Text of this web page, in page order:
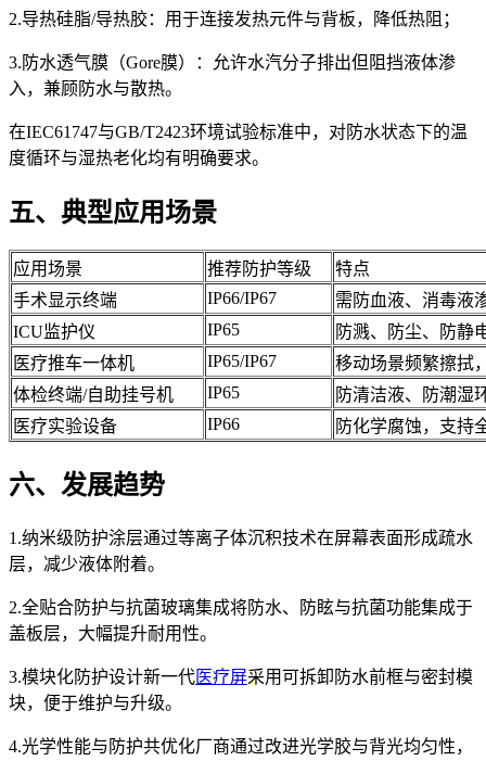
2.导热硅脂/导热胶：用于连接发热元件与背板，降低热阻；
3.防水透气膜（Gore膜）：允许水汽分子排出但阻挡液体渗
入，兼顾防水与散热。
在IEC61747与GB/T2423环境试验标准中，对防水状态下的温
度循环与湿热老化均有明确要求。
五、典型应用场景
应用场景 推荐防护等级
特点
手术显示终端
IP66/IP67
需防血液、消毒液
ICU监护仪
IP65
防溅、防尘、防静
医疗推车一体机
IP65/IP67
移动场景频繁擦拭
体检终端/自助挂号机
IP65
防清洁液、防潮湿
医疗实验设备
IP66 防化学腐蚀，支持
六、发展趋势
1.纳米级防护涂层通过等离子体沉积技术在屏幕表面形成疏水
层，减少液体附着。
2.全贴合防护与抗菌玻璃集成将防水、防眩与抗菌功能集成于
盖板层，大幅提升耐用性。
3.模块化防护设计新一代医疗屏采用可拆卸防水前框与密封模
块，便于维护与升级。
4.光学性能与防护共优化厂商通过改进光学胶与背光均匀性，